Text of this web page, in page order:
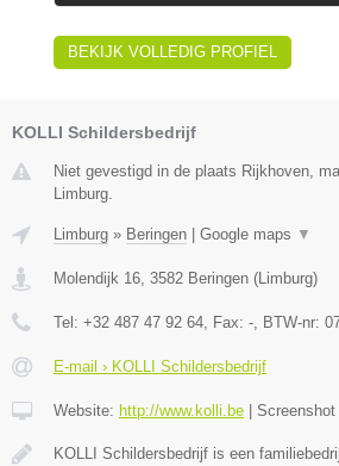
BEKIJK VOLLEDIG PROFIEL
KOLLI Schildersbedrijf
Niet gevestigd in de plaats Rijkhoven,
Limburg.
Limburg » Beringen Google maps ▼
Molendijk 16, 3582 Beringen (Limburg)
Tel: +32 487 47 92 64, Fax: -, BTW-nr:
E-mail › KOLLI Schildersbedrijf
Website: http://www.kolli.be Screenshot
KOLLI Schildersbedrijf is een